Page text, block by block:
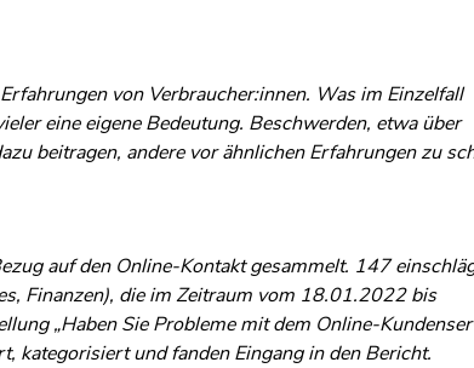
von Verbraucher:innen. Was im Einzelfall
eine eigene Bedeutung. Beschwerden, etwa über
beitragen, andere vor ähnlichen Erfahrungen zu
auf den Online-Kontakt gesammelt. 147
Finanzen), die im Zeitraum vom 18.01.2022 bis
„Haben Sie Probleme mit dem Online-
kategorisiert und fanden Eingang in den Bericht.